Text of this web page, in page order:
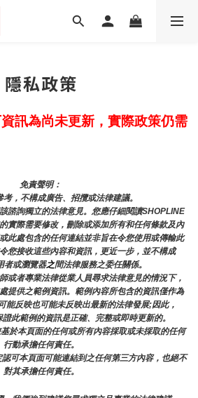
隱私政策
訊為尚未更新，實際政策仍需
免責聲明：
，不構成廣告、招攬或法律建議。
諮詢獨立的法律意見。您應仔細閱讀SHOPLINE
實際需要修改，刪除或添加所有和任何條款及內
此處包含的任何連結並非旨在令您使用或傳輸此
您接收這些內容和資訊，更近一步，並不構成
者或瀏覽器之間法律服務之委任關係。
或者專業法律從業人員尋求法律意見的情況下，
提供之範例資訊。範例內容所包含的資訊僅作為
能反映也可能未反映出最新的法律發展;因此，
此範例的資訊是正確、完整或即時更新的。
於本頁面的任何或所有內容採取或未採取的任何
行動承擔任何責任。
可本頁面可能連結到之任何第三方內容，也絕不
對其承擔任何責任。